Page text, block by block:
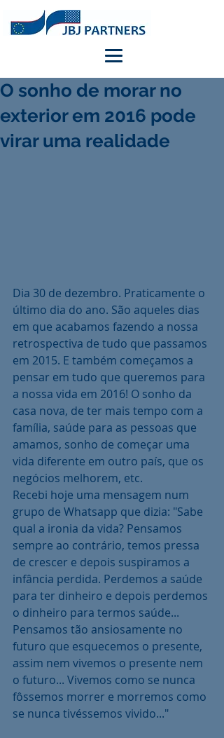
O sonho de morar no
exterior em 2016 pode
virar uma realidade
Dia 30 de dezembro. Praticamente o
último dia do ano. São aqueles dias
em que acabamos fazendo a nossa
retrospectiva de tudo que passamos
em 2015. E também começamos a
pensar em tudo que queremos para
a nossa vida em 2016! O sonho da
casa nova, de ter mais tempo com a
família, saúde para as pessoas que
amamos, sonho de começar uma
vida diferente em outro país, que os
negócios melhorem, etc.
Recebi hoje uma mensagem num
grupo de Whatsapp que dizia: "Sabe
qual a ironia da vida? Pensamos
sempre ao contrário, temos pressa
de crescer e depois suspiramos a
infância perdida. Perdemos a saúde
para ter dinheiro e depois perdemos
o dinheiro para termos saúde...
Pensamos tão ansiosamente no
futuro que esquecemos o presente,
assim nem vivemos o presente nem
o futuro... Vivemos como se nunca
fôssemos morrer e morremos como
se nunca tivéssemos vivido..."